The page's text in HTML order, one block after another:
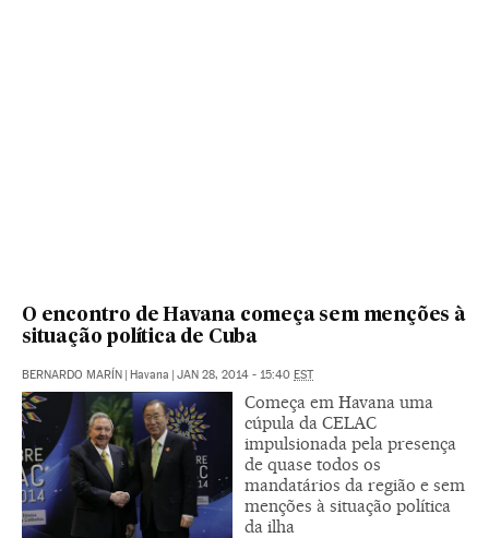
O encontro de Havana começa sem menções à
situação política de Cuba
BERNARDO MARÍN | Havana | JAN 28, 2014 - 15:40 EST
Começa em Havana uma
cúpula da CELAC
impulsionada pela presença
de quase todos os
mandatários da região e sem
menções à situação política
da ilha